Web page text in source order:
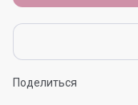
Поделиться